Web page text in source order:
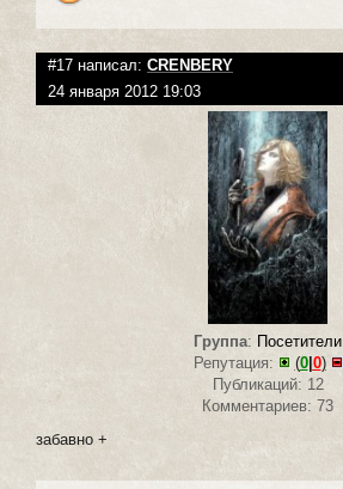
#17 написал: CRENBERY
24 января 2012 19:03
Группа: Посетители
Репутация:
(0| 0)
Публикаций: 12
Комментариев: 73
забавно +